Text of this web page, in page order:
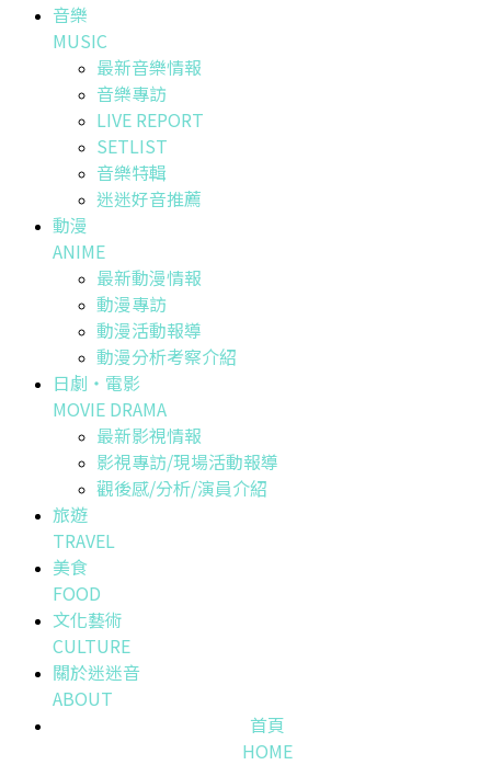
音樂
MUSIC
最新音樂情報
音樂專訪
LIVE REPORT
SETLIST
音樂特輯
迷迷好音推薦
動漫
ANIME
最新動漫情報
動漫專訪
動漫活動報導
動漫分析考察介紹
日劇・電影
MOVIE DRAMA
最新影視情報
影視專訪/現場活動報導
觀後感/分析/演員介紹
旅遊
TRAVEL
美食
FOOD
文化藝術
CULTURE
關於迷迷音
ABOUT
首頁
HOME